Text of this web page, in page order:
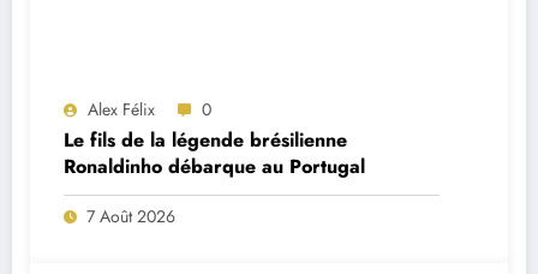
Alex Félix 0
Le fils de la légende brésilienne
Ronaldinho débarque au Portugal
7 Août 2026